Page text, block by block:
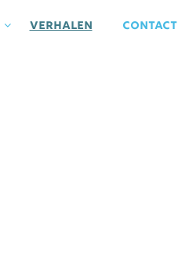
Verhalen contact